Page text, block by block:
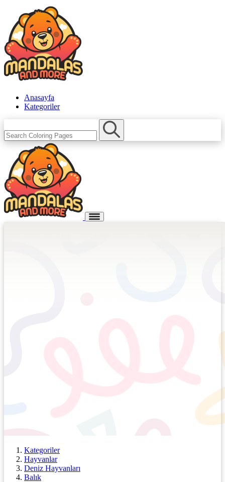
Anasayfa
Kategoriler
Kategoriler
Hayvanlar
Deniz Hayvanları
Balık